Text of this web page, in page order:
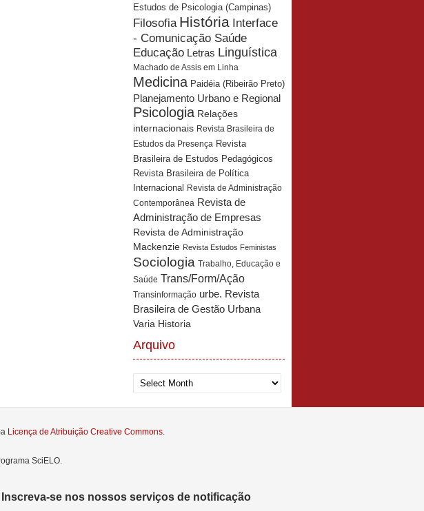
Estudos de Psicologia (Campinas)
Filosofia História Interface
- Comunicação Saúde
Educação Letras Linguística
Machado de Assis em Linha
Medicina Paidéia (Ribeirão Preto)
Planejamento Urbano e Regional
Psicologia Relações
internacionais Revista Brasileira de
Estudos da Presença Revista
Brasileira de Estudos Pedagógicos
Revista Brasileira de Política
Internacional Revista de Administração
Contemporânea Revista de
Administração de Empresas
Revista de Administração
Mackenzie Revista Estudos Feministas
Sociologia Trabalho, Educação e
Saúde Trans/Form/Ação
Transinformação urbe. Revista
Brasileira de Gestão Urbana
Varia Historia
Arquivo
Arquivo
Licença de Atribuição Creative Commons.
SciELO.
Inscreva-se nos nossos serviços de notificação